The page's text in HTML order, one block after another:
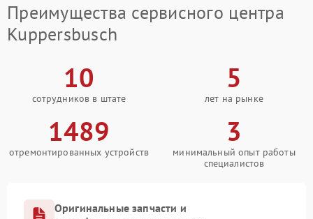
Преимущества сервисного центра
Kuppersbusch
10
сотрудников в штате
5
лет на рынке
1489
отремонтированных устройств
3
минимальный опыт работы
специалистов
Оригинальные запчасти и